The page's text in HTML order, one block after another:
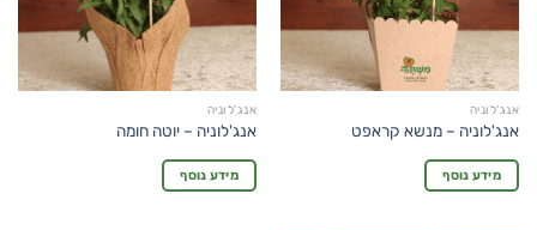
אנג'לוניה
אנג'לוניה – מנשא קראפט
מידע נוסף
אנג'לוניה
אנג'לוניה – יוטה חומה
מידע נוסף